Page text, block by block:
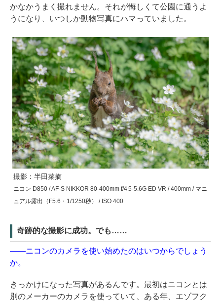
かなかうまく撮れません。それが悔しくて公園に通うよ
うになり、いつしか動物写真にハマっていました。
撮影：半田菜摘
ニコン D850 / AF-S NIKKOR 80-400mm f/4.5-5.6G ED VR / 400mm / マニ
ュアル露出（F5.6・1/1250秒） / ISO 400
奇跡的な撮影に成功。でも……
――ニコンのカメラを使い始めたのはいつからでしょう
か。
きっかけになった写真があるんです。最初はニコンとは
別のメーカーのカメラを使っていて、ある年、エゾフク